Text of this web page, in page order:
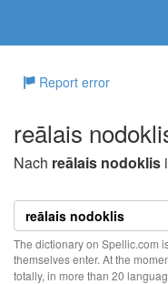
Report error
reālais
Nach reālais nodoklis
The dictionary on Spellic.com
themselves enter. At the
totally, in more than 20